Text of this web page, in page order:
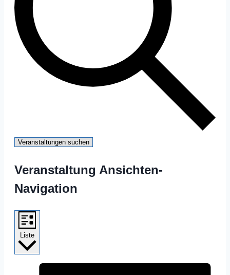
Veranstaltungen suchen
Veranstaltung Ansichten-
Navigation
Liste